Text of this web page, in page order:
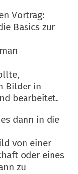
Vortrag:
Basics zur
Bilder in
bearbeitet.
dann in die
von einer
oder eines
zu